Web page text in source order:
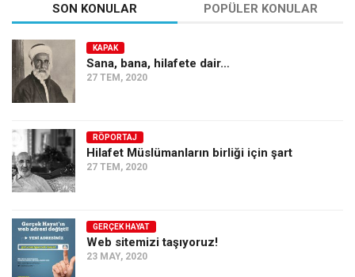
SON KONULAR POPÜLER KONULAR
KAPAK
Sana, bana, hilafete dair…
27 TEM, 2020
RÖPORTAJ
Hilafet Müslümanların birliği için şart
27 TEM, 2020
GERÇEK HAYAT
Web sitemizi taşıyoruz!
23 MAY, 2020